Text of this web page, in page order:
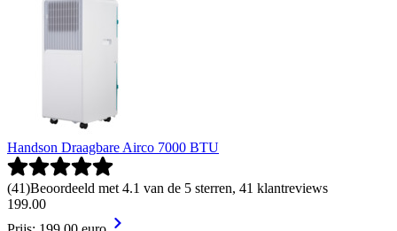
Handson Draagbare Airco 7000 BTU
(41)Beoordeeld met 4.1 van de 5 sterren, 41 klantreviews
199.00